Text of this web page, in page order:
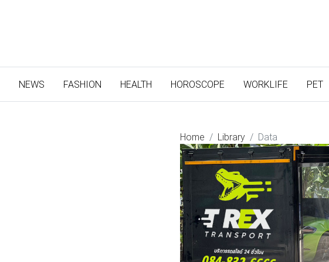
NEWS (CURRENT)
FASHION HEALTH HOROSCOPE WORKLIFE PET
Home Library Data